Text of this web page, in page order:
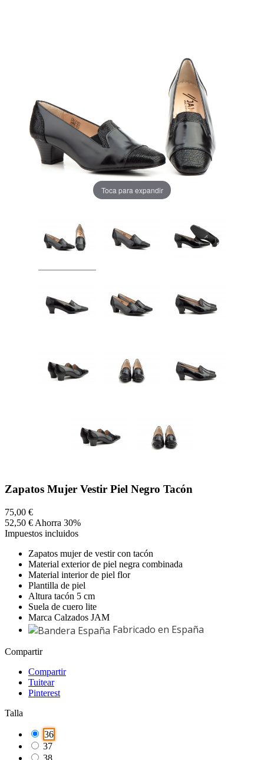
Toca para expandir
Zapatos Mujer Vestir Piel Negro Tacón
75,00 €
52,50 € Ahorra 30%
Impuestos incluidos
Zapatos mujer de vestir con tacón
Material exterior de piel negra combinada
Material interior de piel flor
Plantilla de piel
Altura tacón 5 cm
Suela de cuero lite
Marca Calzados JAM
Fabricado en España
Compartir
Compartir
Tuitear
Pinterest
Talla
36
37
38